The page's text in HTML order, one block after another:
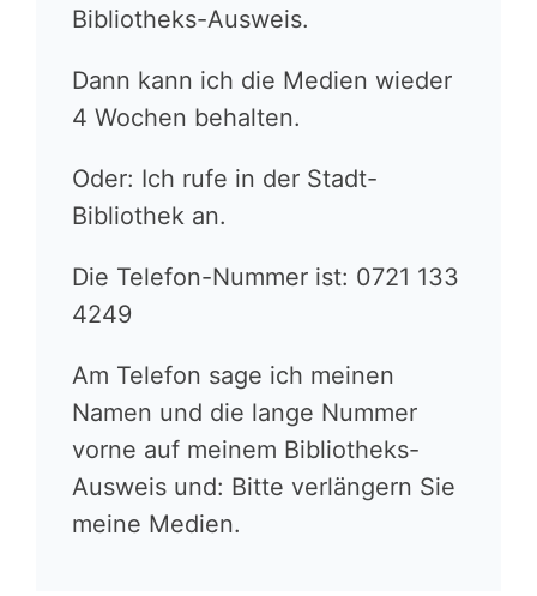
Bibliotheks-Ausweis.
Dann kann ich die Medien wieder
4 Wochen behalten.
Oder: Ich rufe in der Stadt-
Bibliothek an.
Die Telefon-Nummer ist: 0721 133
4249
Am Telefon sage ich meinen
Namen und die lange Nummer
vorne auf meinem Bibliotheks-
Ausweis und: Bitte verlängern Sie
meine Medien.